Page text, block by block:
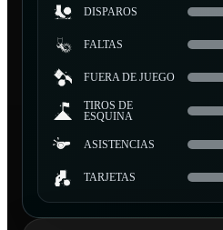
DISPAROS
FALTAS
FUERA DE JUEGO
TIROS DE
ESQUINA
ASISTENCIAS
TARJETAS